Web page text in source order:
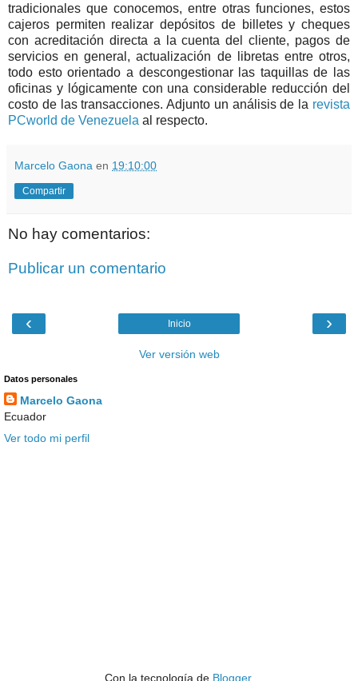
tradicionales que conocemos, entre otras funciones, estos
cajeros permiten realizar depósitos de billetes y cheques
con acreditación directa a la cuenta del cliente, pagos de
servicios en general, actualización de libretas entre otros,
todo esto orientado a descongestionar las taquillas de las
oficinas y lógicamente con una considerable reducción del
costo de las transacciones. Adjunto un análisis de la revista
PCworld de Venezuela al respecto.
Marcelo Gaona en 19:10:00
Compartir
No hay comentarios:
Publicar un comentario
‹ ›
Inicio
Ver versión web
Datos personales
Marcelo Gaona
Ecuador
Ver todo mi perfil
Con la tecnología de Blogger.